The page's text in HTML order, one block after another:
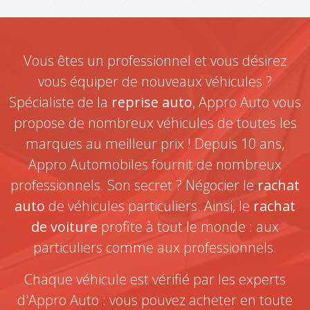
Vous êtes un professionnel et vous désirez
vous équiper de nouveaux véhicules ?
Spécialiste de la reprise auto, Appro Auto vous
propose de nombreux véhicules de toutes les
marques au meilleur prix ! Depuis 10 ans,
Appro Automobiles fournit de nombreux
professionnels. Son secret ? Négocier le rachat
auto de véhicules particuliers. Ainsi, le rachat
de voiture profite à tout le monde : aux
particuliers comme aux professionnels.
Chaque véhicule est vérifié par les experts
d'Appro Auto : vous pouvez acheter en toute